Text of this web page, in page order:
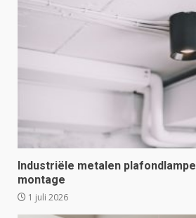
Industriële metalen
montage
1 juli 2026